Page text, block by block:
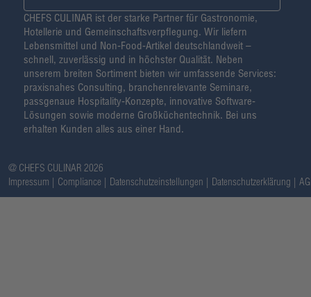
CHEFS CULINAR ist der starke Partner für Gastronomie,
Hotellerie und Gemeinschaftsverpflegung. Wir liefern
Lebensmittel und Non-Food-Artikel deutschlandweit –
schnell, zuverlässig und in höchster Qualität. Neben
unserem breiten Sortiment bieten wir umfassende Services:
praxisnahes Consulting, branchenrelevante Seminare,
passgenaue Hospitality-Konzepte, innovative Software-
Lösungen sowie moderne Großküchentechnik. Bei uns
erhalten Kunden alles aus einer Hand.
@ CHEFS CULINAR 2026
Impressum
Compliance Datenschutzeinstellungen Datenschutzerklärung